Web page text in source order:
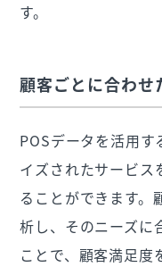
す。
顧客ごとに合わせ
POSデータを活用す
イズされたサービス
ることができます。
析し、そのニーズに
ことで、顧客満足度